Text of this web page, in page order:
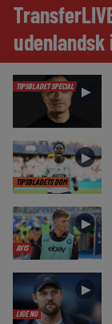
TIPSBLADET SPECIAL ►
TIPSBLADETS DOM
►
AVIS
►
LIGE NU
►